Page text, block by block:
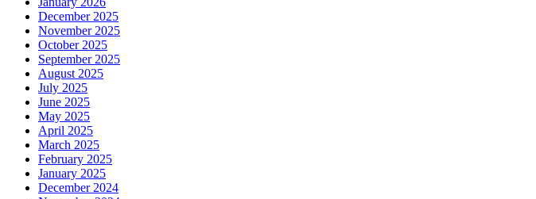
December 2025
November 2025
October 2025
September 2025
August 2025
July 2025
June 2025
May 2025
April 2025
March 2025
February 2025
January 2025
December 2024